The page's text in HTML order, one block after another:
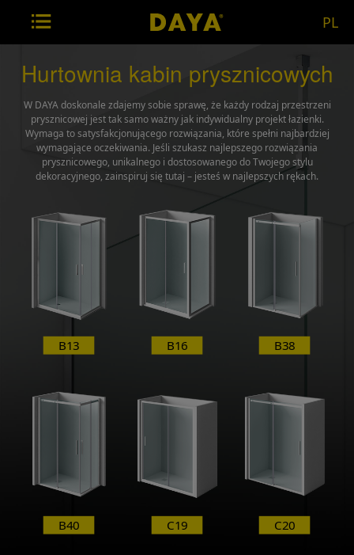
PL
Hurtownia kabin prysznicowych
W DAYA doskonale zdajemy sobie sprawę, że każdy rodzaj przestrzeni
prysznicowej jest tak samo ważny jak indywidualny projekt łazienki.
Wymaga to satysfakcjonującego rozwiązania, które spełni najbardziej
wymagające oczekiwania. Jeśli szukasz najlepszego rozwiązania
prysznicowego, unikalnego i dostosowanego do Twojego stylu
dekoracyjnego, zainspiruj się tutaj – jesteś w najlepszych rękach.
B13 B16 B38
B40 C19 C20